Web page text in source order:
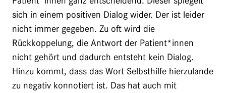
sich in einem positiven Dialog wider. Der ist leider
nicht immer gegeben. Zu oft wird die
Rückkoppelung, die Antwort der Patient*innen
nicht gehört und dadurch entsteht kein Dialog.
Hinzu kommt, dass das Wort Selbsthilfe hierzulande
zu negativ konnotiert ist. Das hat auch mit